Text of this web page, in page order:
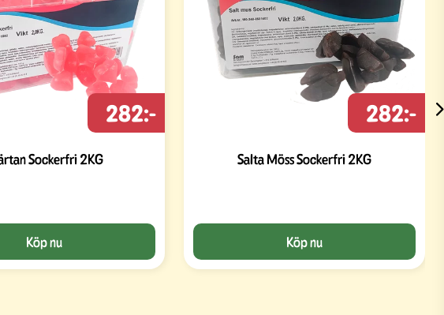
Sockerfri 2KG
282:-
Köp nu
Salta Möss Sockerfri 2KG
282:-
Köp nu